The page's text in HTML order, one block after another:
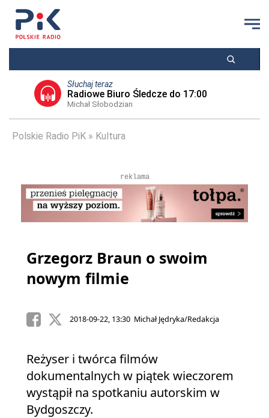
Słuchaj teraz
Radiowe Biuro Śledcze do 17:00
Michał Słobodzian
Polskie Radio PiK Kultura
reklama
Grzegorz Braun o swoim
nowym filmie
2018-09-22, 13:30 Michał Jędryka/Redakcja
Reżyser i twórca filmów
dokumentalnych w piątek wieczorem
wystąpił na spotkaniu autorskim w
Bydgoszczy.